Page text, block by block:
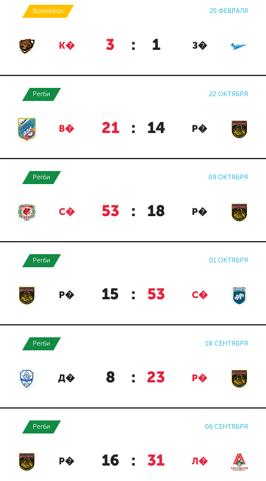
Волейбол 25 ФЕВРАЛЯ
К� 3 : 1 З�
Регби 22 ОКТЯБРЯ
В� 21 : 14 Р�
Регби 09 ОКТЯБРЯ
С� 53 : 18 Р�
Регби 01 ОКТЯБРЯ
Р� 15 : 53 С�
Регби 18 СЕНТЯБРЯ
Д� 8 : 23 Р�
Регби 06 СЕНТЯБРЯ
Р� 16 : 31 Л�